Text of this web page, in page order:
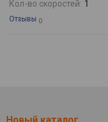
Кол-во скоростей: 1
Отзывы 0